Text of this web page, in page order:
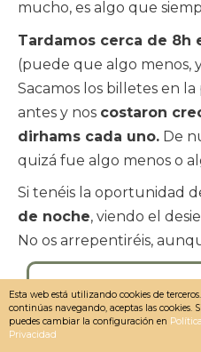
mucho, es algo que
Tardamos cerca de 8h
(puede que algo menos,
Sacamos los billetes en la
antes y nos costaron
dirhams cada uno. De
quizá fue algo menos o
Si tenéis la oportunidad
de noche, viendo el
No os arrepentiréis,
Espero que os
forma de visitar
Marrakech, y si
Esta web está utilizando cookies de
continúas navegando, aceptas las cookies.
puedes cambiar la configuración en
Privacidad